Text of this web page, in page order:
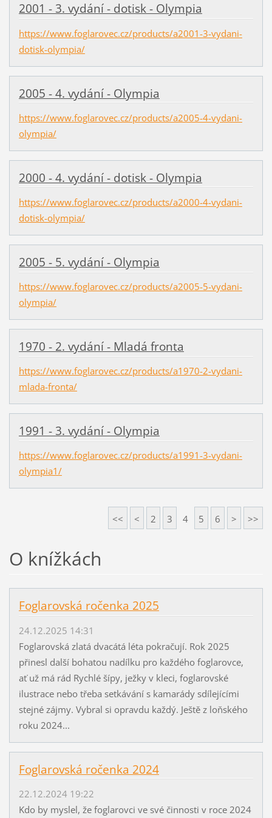
2001 - 3. vydání - dotisk - Olympia
https://www.foglarovec.cz/products/a2001-3-vydani-
dotisk-olympia/
2005 - 4. vydání - Olympia
https://www.foglarovec.cz/products/a2005-4-vydani-
olympia/
2000 - 4. vydání - dotisk - Olympia
https://www.foglarovec.cz/products/a2000-4-vydani-
dotisk-olympia/
2005 - 5. vydání - Olympia
https://www.foglarovec.cz/products/a2005-5-vydani-
olympia/
1970 - 2. vydání - Mladá fronta
https://www.foglarovec.cz/products/a1970-2-vydani-
mlada-fronta/
1991 - 3. vydání - Olympia
https://www.foglarovec.cz/products/a1991-3-vydani-
olympia1/
<< < 2 3 4 5 6 > >>
O knížkách
Foglarovská ročenka 2025
24.12.2025 14:31
Foglarovská zlatá dvacátá léta pokračují. Rok 2025
přinesl další bohatou nadílku pro každého foglarovce,
ať už má rád Rychlé šípy, ježky v kleci, foglarovské
ilustrace nebo třeba setkávání s kamarády sdílejícími
stejné zájmy. Vybral si opravdu každý. Ještě z loňského
roku 2024...
Foglarovská ročenka 2024
22.12.2024 19:22
Kdo by myslel, že foglarovci ve své činnosti v roce 2024